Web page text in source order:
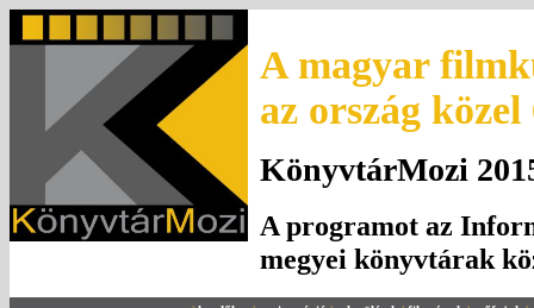
A magyar
az ország
KönyvtárMozi
A programot az
megyei könyvtárak